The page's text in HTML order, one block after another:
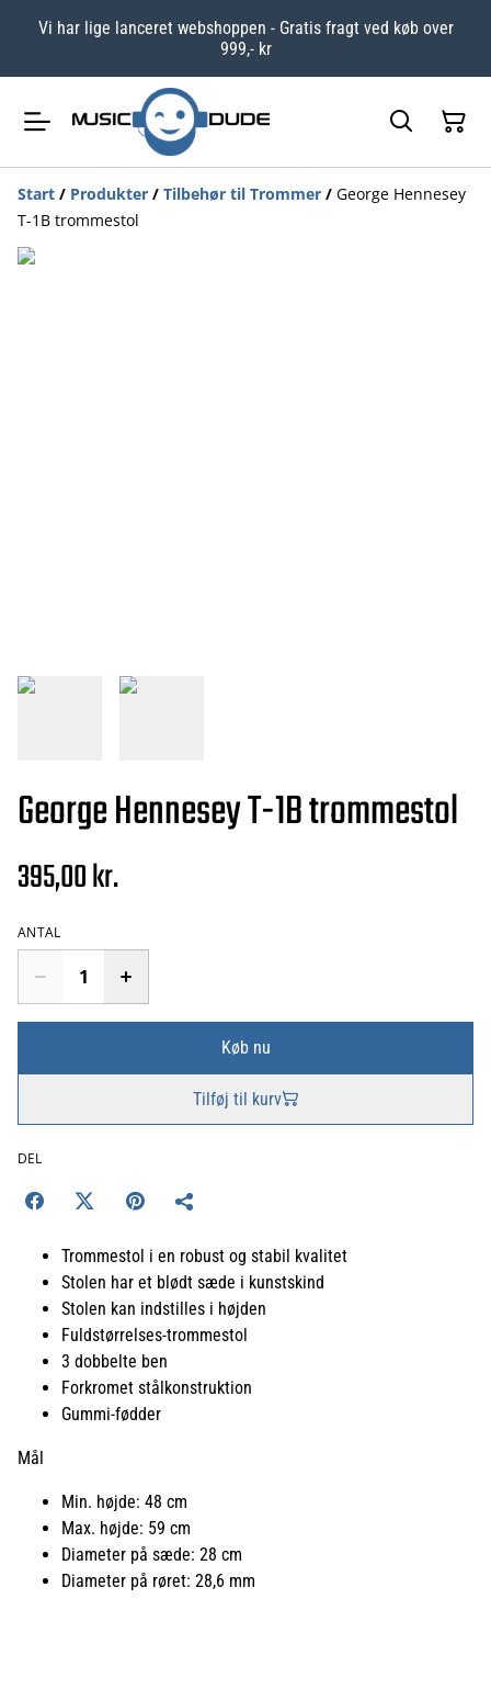
Vi har lige lanceret webshoppen - Gratis fragt ved køb over
999,- kr
Start / Produkter / Tilbehør til Trommer / George Hennesey
T-1B trommestol
George Hennesey T-1B trommestol
395,00 kr.
ANTAL
Køb nu
Tilføj til kurv
DEL
Trommestol i en robust og stabil kvalitet
Stolen har et blødt sæde i kunstskind
Stolen kan indstilles i højden
Fuldstørrelses-trommestol
3 dobbelte ben
Forkromet stålkonstruktion
Gummi-fødder
Mål
Min. højde: 48 cm
Max. højde: 59 cm
Diameter på sæde: 28 cm
Diameter på røret: 28,6 mm